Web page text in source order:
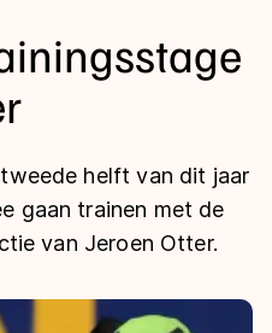
helft van dit jaar
gaan trainen met de
van Jeroen Otter.